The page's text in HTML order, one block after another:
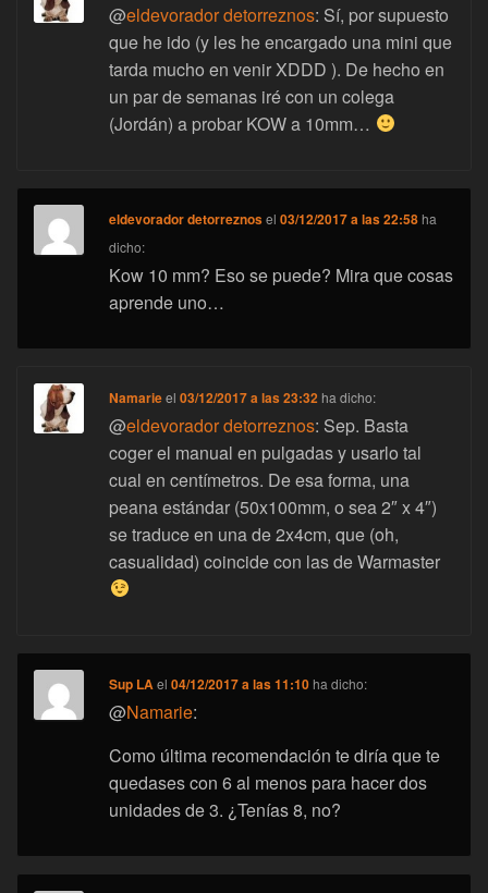
@eldevorador detorreznos: Sí, por supuesto
que he ido (y les he encargado una mini que
tarda mucho en venir XDDD ). De hecho en
un par de semanas iré con un colega
(Jordán) a probar KOW a 10mm…
eldevorador detorreznosel03/12/2017 a las 22:58 ha
dicho:
Kow 10 mm? Eso se puede? Mira que cosas
aprende uno…
Namarieel03/12/2017 a las 23:32 ha dicho:
@eldevorador detorreznos: Sep. Basta
coger el manual en pulgadas y usarlo tal
cual en centímetros. De esa forma, una
peana estándar (50x100mm, o sea 2″ x 4″)
se traduce en una de 2x4cm, que (oh,
casualidad) coincide con las de Warmaster
Sup LAel04/12/2017 a las 11:10 ha dicho:
@Namarie:
Como última recomendación te diría que te
quedases con 6 al menos para hacer dos
unidades de 3. ¿Tenías 8, no?